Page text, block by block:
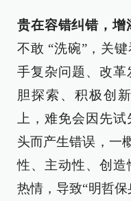
贵在容错纠错，增
不敢 “洗碗”，关
手复杂问题、改革
胆探索、积极创
上，难免会因先
头而产生错误，一
性、主动性、创
热情，导致“明哲